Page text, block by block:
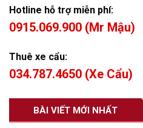
Hotline hỗ trợ miễn phí:
0915.069.900 (Mr Mậu)
Thuê xe cẩu:
034.787.4650 (Xe Cẩu)
BÀI VIẾT MỚI NHẤT